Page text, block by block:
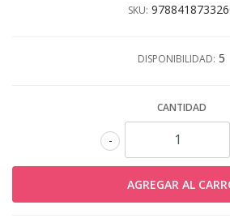
SKU:
DISPONIBILIDAD: 5
CANTIDAD
-